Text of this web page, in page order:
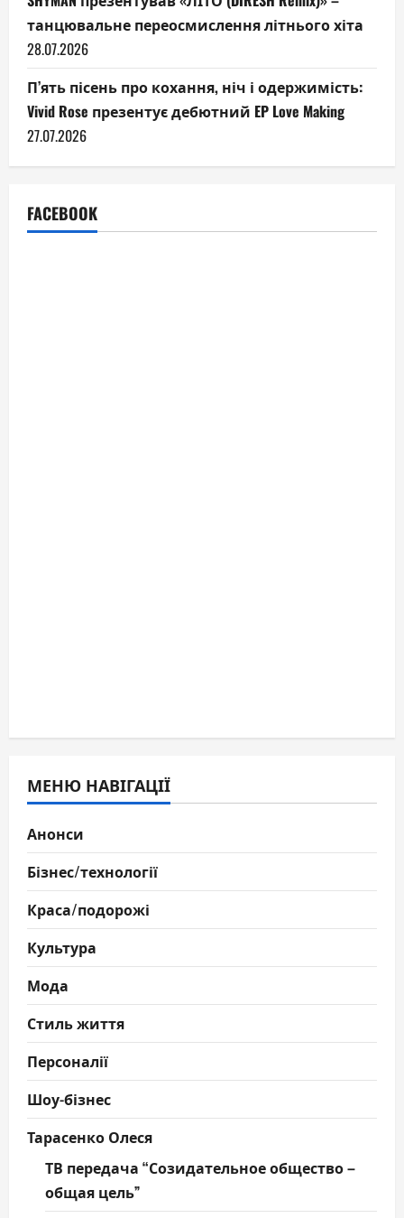
танцювальне переосмислення літнього хіта
28.07.2026
П’ять пісень про кохання, ніч і одержимість:
Vivid Rose презентує дебютний EP Love Making
27.07.2026
FACEBOOK
МЕНЮ НАВІГАЦІЇ
Анонси
Бізнес/технології
Краса/подорожі
Культура
Мода
Стиль життя
Персоналії
Шоу-бізнес
Тарасенко Олеся
ТВ передача “Созидательное общество –
общая цель”